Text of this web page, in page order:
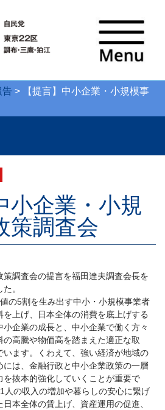
告 >
【提言】中小企業・小規模事
小企業・小規
策調査会
調査会の提言を福田達夫調査会長を
。
の5割を生み出す中小・小規模事業者
上げ、日本全体の消費を底上げする
企業の成長と、中小企業で働く方々
高騰や物価高を踏まえた適正な取
います。くわえて、強い経済が地域の
には、金融行政と中小企業政策の一層
抜本的強化していくことが重要で
人の収入の増加や暮らしの安心に繋げ
本全体の賃上げ、資産運用の促進、